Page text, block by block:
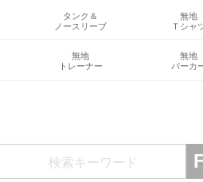
タンク＆
ノースリーブ
無地
Ｔシャ
無地
トレーナー
無地
パーカ